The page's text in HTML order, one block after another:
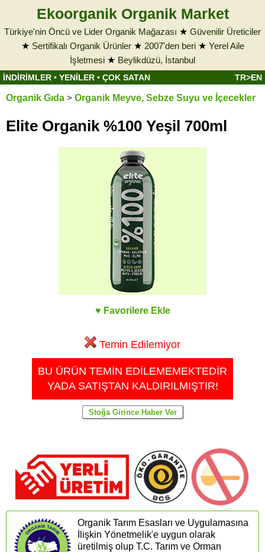
Ekoorganik Organik Market
Türkiye'nin Öncü ve Lider Organik Mağazası ★ Güvenilir Üreticiler
★ Sertifikalı Organik Ürünler★ 2007'den beri★ Yerel Aile
İşletmesi ★ Beylikdüzü, İstanbul
İNDİRİMLER • YENİLER • ÇOK SATAN TR>EN
Organik Gıda > Organik Meyve, Sebze Suyu ve İçecekler
Elite Organik %100 Yeşil 700ml
♥ Favorilere Ekle
Temin Edilemiyor
BU ÜRÜN TEMİN EDİLEMEMEKTEDİR
YADA SATIŞTAN KALDIRILMIŞTIR!
Organik Tarım Esasları ve Uygulamasına
İlişkin Yönetmelik'e uygun olarak
üretilmiş olup T.C. Tarım ve Orman